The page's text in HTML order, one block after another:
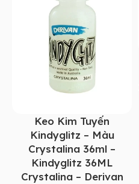
Keo Kim Tuyến
Kindyglitz – Màu
Crystalina 36ml –
Kindyglitz 36ML
Crystalina – Derivan